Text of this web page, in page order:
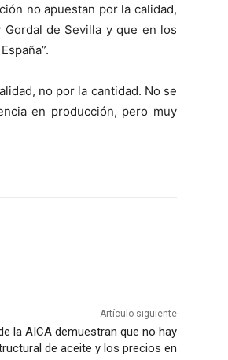
no apuestan por la calidad,
de Sevilla y que en los
no por la cantidad. No se
en producción, pero muy
Artículo siguiente
la AICA demuestran que no hay
de aceite y los precios en